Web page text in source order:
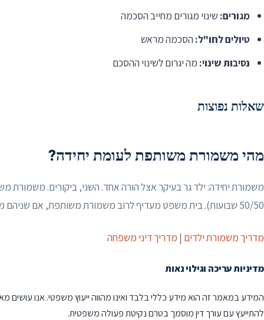
מגורים: שינוי מגורים מחייב הסכמה
טיולים לחו"ל: הסכמה מראש
נסיבות שינוי: מה יגרום לשינוי ההסכם
שאלות נפוצות
מהי משמורת משותפת לעומת יחידה?
משמורת יחידה: ילד גר בעיקר אצל הורה אחד. השני, ביקורים. משמורת
50/50 שבועות). בית משפט מעדיף לרוב משמורת משותפת, אם שניהם מסוגלים.
מדריך משמורת ילדים | מדריך דיני משפחה
מדיניות עריכה וגילוי נאות
המידע במאמר זה הוא מידע כללי בלבד ואינו מהווה ייעוץ משפטי. אנו עושים
להתייעץ עם עורך דין מוסמך בטרם נקיטת פעולה משפטית.